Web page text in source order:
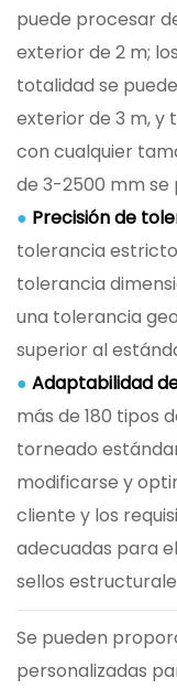
puede procesar
exterior de 2 m;
totalidad se
exterior de 3 m, y
con cualquier
de 3-2500 mm se
● Precisión de
tolerancia
tolerancia
una tolerancia
superior al
● Adaptabilidad
más de 180 tipos
torneado
modificarse y
cliente y los
adecuadas para
sellos
Se pueden
personalizadas